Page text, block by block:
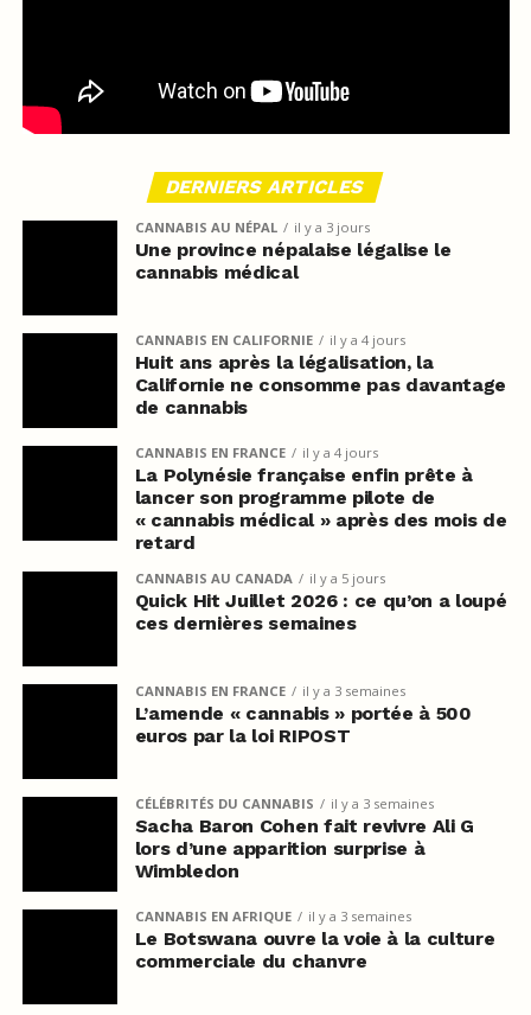
DERNIERS ARTICLES
CANNABIS AU NÉPAL il y a 3 jours
Une province népalaise légalise le
cannabis médical
CANNABIS EN CALIFORNIE il y a 4 jours
Huit ans après la légalisation, la
Californie ne consomme pas davantage
de cannabis
CANNABIS EN FRANCE il y a 4 jours
La Polynésie française enfin prête à
lancer son programme pilote de
« cannabis médical » après des mois de
retard
CANNABIS AU CANADA il y a 5 jours
Quick Hit Juillet 2026 : ce qu’on a loupé
ces dernières semaines
CANNABIS EN FRANCE il y a 3 semaines
L’amende « cannabis » portée à 500
euros par la loi RIPOST
CÉLÉBRITÉS DU CANNABIS il y a 3 semaines
Sacha Baron Cohen fait revivre Ali G
lors d’une apparition surprise à
Wimbledon
CANNABIS EN AFRIQUE il y a 3 semaines
Le Botswana ouvre la voie à la culture
commerciale du chanvre